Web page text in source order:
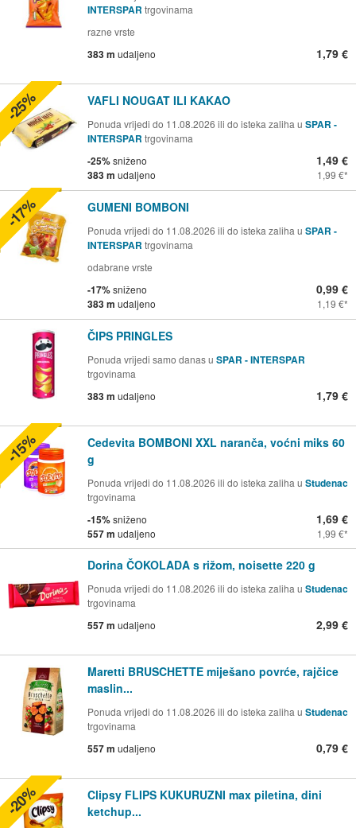
INTERSPAR trgovinama
razne vrste
383 m udaljeno 1,79 €
VAFLI NOUGAT ILI KAKAO
Ponuda vrijedi do 11.08.2026 ili do isteka zaliha u SPAR -
INTERSPAR trgovinama
-25%sniženo
383 m udaljeno
1,49 €
1,99 €
-25%
GUMENI BOMBONI
Ponuda vrijedi do 11.08.2026 ili do isteka zaliha u SPAR -
INTERSPAR trgovinama
odabrane vrste
-17%sniženo
383 m udaljeno
0,99 €
1,19 €
-17%
ČIPS PRINGLES
Ponuda vrijedi samo danas u SPAR - INTERSPAR
trgovinama
383 m udaljeno 1,79 €
Cedevita BOMBONI XXL naranča, voćni miks 60
g
Ponuda vrijedi do 11.08.2026 ili do isteka zaliha u Studenac
trgovinama
-15%sniženo
557 m udaljeno
1,69 €
1,99 €
-15%
Dorina ČOKOLADA s rižom, noisette 220 g
Ponuda vrijedi do 11.08.2026 ili do isteka zaliha u Studenac
trgovinama
557 m udaljeno 2,99 €
Maretti BRUSCHETTE miješano povrće, rajčice
maslin...
Ponuda vrijedi do 11.08.2026 ili do isteka zaliha u Studenac
trgovinama
557 m udaljeno 0,79 €
Clipsy FLIPS KUKURUZNI max piletina, dini
ketchup...
-20%